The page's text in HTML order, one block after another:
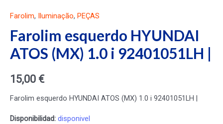
Farolim, Iluminação, PEÇAS
Farolim esquerdo HYUNDAI
ATOS (MX) 1.0 i 92401051LH |
15,00 €
Farolim esquerdo HYUNDAI ATOS (MX) 1.0 i 92401051LH |
Disponibilidad: disponivel